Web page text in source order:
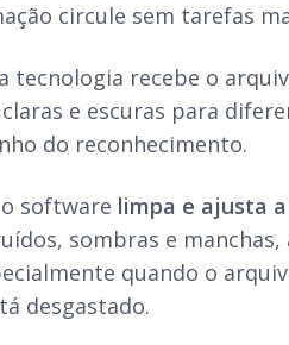
circule sem tarefas
tecnologia recebe o
e escuras para
do reconhecimento.
software limpa e ajusta
sombras e
quando o
desgastado.